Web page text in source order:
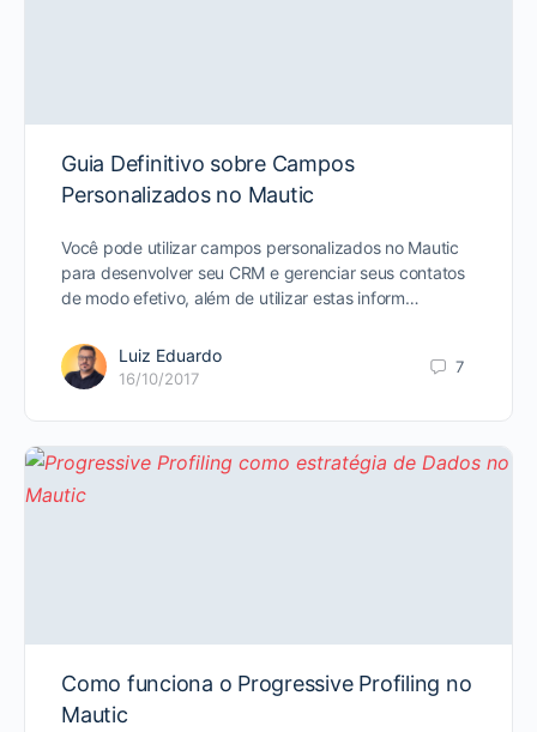
Guia Definitivo sobre Campos
Personalizados no Mautic
Você pode utilizar campos personalizados no Mautic
para desenvolver seu CRM e gerenciar seus contatos
de modo efetivo, além de utilizar estas inform…
Luiz Eduardo
16/10/2017
7
Como funciona o Progressive Profiling no
Mautic